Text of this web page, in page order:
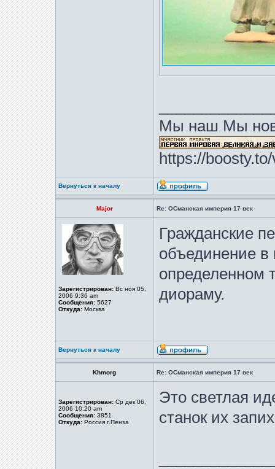
Мы наш Мы
https://
Вернуться к началу
Major Re: ОСманская империя 17 век
Зарегистрирован: Вс ноя 05,
2006 9:36 am
Сообщения: 5627
Откуда: Москва
Гражданские
объединение в
определенном
диораму.
Вернуться к началу
Khmorg Re: ОСманская империя 17 век
Зарегистрирован: Ср дек 06,
2006 10:20 am
Сообщения: 3851
Откуда: Россия г.Пенза
Это светлая
станок их